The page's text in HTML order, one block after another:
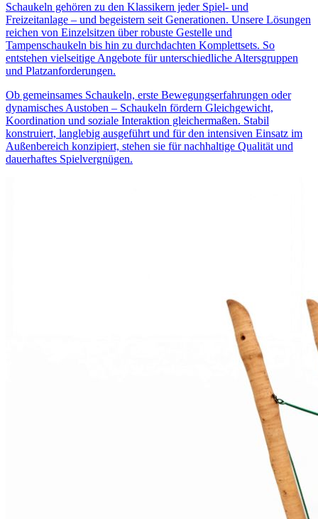
Schaukeln gehören zu den Klassikern jeder Spiel- und
Freizeitanlage – und begeistern seit Generationen. Unsere Lösungen
reichen von Einzelsitzen über robuste Gestelle und
Tampenschaukeln bis hin zu durchdachten Komplettsets. So
entstehen vielseitige Angebote für unterschiedliche Altersgruppen
und Platzanforderungen.
Ob gemeinsames Schaukeln, erste Bewegungserfahrungen oder
dynamisches Austoben – Schaukeln fördern Gleichgewicht,
Koordination und soziale Interaktion gleichermaßen. Stabil
konstruiert, langlebig ausgeführt und für den intensiven Einsatz im
Außenbereich konzipiert, stehen sie für nachhaltige Qualität und
dauerhaftes Spielvergnügen.